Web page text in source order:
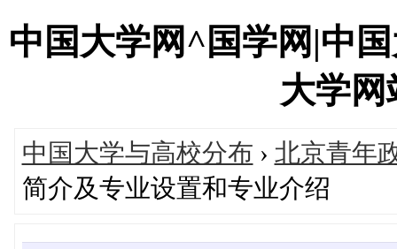
中国大学网^国学网|中
大学
中国大学与高校分布 › 北京青年
简介及专业设置和专业介绍